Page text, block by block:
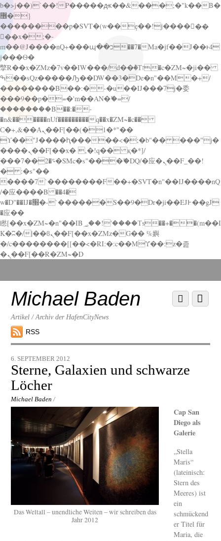
b�>j��)΄��!P�����ԫ��&���;�"k��B�
޶�}
��������p�SVT�(w��ę��!j������
��x�;�-
m��@J����nQ+���պ��כ��7�Ma�jf��J��ͱ4
j���Ѳ�
撆R��x�ZMz�7v��IW���/d��ٞ�Тז�c�ZM~�ji��
ߒ��sQz�����Ԡ��DW��3�De�n"��M�+/
��������B��:�-�u��IJ���7j�委
���9��p�=�'m��AN�ޭ�=/
��������B��:�-
�n&������nUf���������q��x�ZM~�c��
Ϲ�+,&��Ὰܢ��F[��(�1�*"��
ϒ��"J����ԧ�����<�;�b"�� ���"j�
����ܢ��F[��x� ,�!q�� қ�*]/
���؝�2��7�SMc�s"���ޭ�DQ/�应�ܢ��F_��!
� :�s"��
����7`��������F��+�SVT�n"��IJ����nQ
/�应����B ��4�
w�D"��IJ�׭�-`������S��9�Dr�ji��EJ߅��gJ
�应��
矁[��x�ZM~�n"��IB؃��!'����Тѕ��+��(m��I
K�ʭ�/|��ϐܢ��F[��x�ZMz�G�� %嬩
�/c��������[[��<�RI:�:c��MΎ��:z�졾
�ܢ��F[��R�ZM~�D
down
contentMichael Baden
Artikel / Archiv der HafenCityNews
RSS
Menu
Scroll
down
6. SEPTEMBER 2012
Sterne, Galaxien und schwarze
Löcher
Michael Baden /
Das Weltall – unendliche Weiten – wir schreiben das
Jahr 2012
Cap San
Diego als
Galerie
„Stella
Maris“
(lateinisch:
Stern des
Meeres) ist
ein
schmückend
er Titel für
Maria, die